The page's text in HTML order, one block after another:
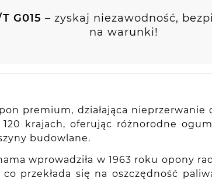
G015 – zyskaj niezawodność,
na warunki!
premium, działająca
120 krajach, oferując różnorodne
budowlane.
wprowadziła w 1963 roku opony
przekłada się na oszczędność